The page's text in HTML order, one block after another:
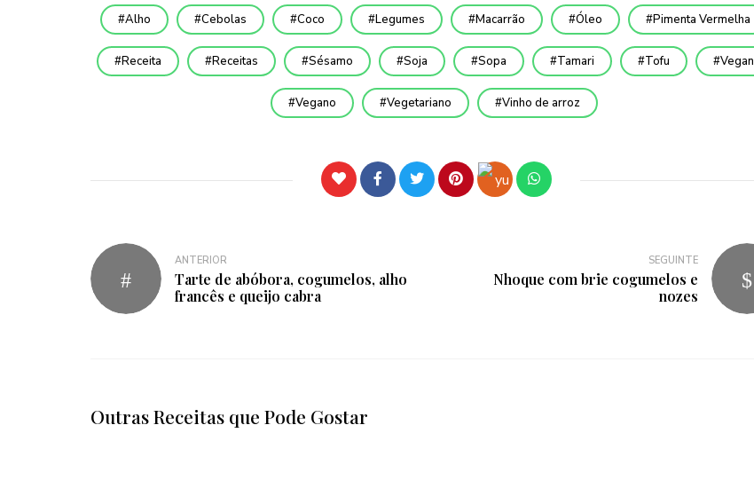
Alho Cebolas Coco Legumes Macarrão Óleo Pimenta Vermelha
Receita Receitas Sésamo Soja Sopa Tamari Tofu Vegan
Vegano Vegetariano Vinho de arroz
ANTERIOR
Tarte de abóbora, cogumelos, alho
francês e queijo cabra
SEGUINTE
Nhoque com brie cogumelos e
nozes
Outras Receitas que Pode Gostar